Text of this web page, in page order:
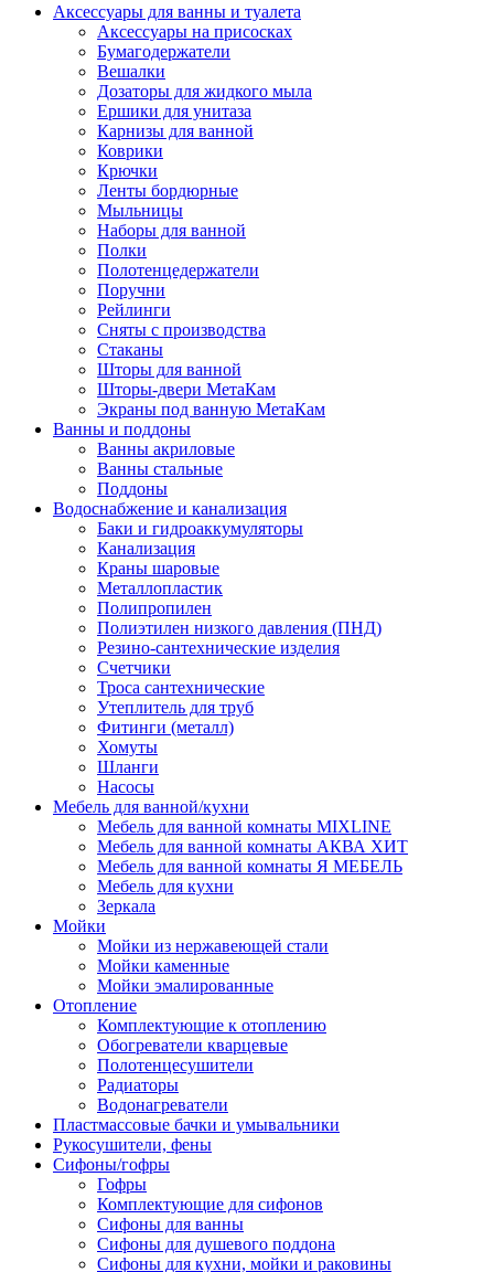
Аксессуары для ванны и туалета
Аксессуары на присосках
Бумагодержатели
Вешалки
Дозаторы для жидкого мыла
Ершики для унитаза
Карнизы для ванной
Коврики
Крючки
Ленты бордюрные
Мыльницы
Наборы для ванной
Полки
Полотенцедержатели
Поручни
Рейлинги
Сняты с производства
Стаканы
Шторы для ванной
Шторы-двери МетаКам
Экраны под ванную МетаКам
Ванны и поддоны
Ванны акриловые
Ванны стальные
Поддоны
Водоснабжение и канализация
Баки и гидроаккумуляторы
Канализация
Краны шаровые
Металлопластик
Полипропилен
Полиэтилен низкого давления (ПНД)
Резино-сантехнические изделия
Счетчики
Троса сантехнические
Утеплитель для труб
Фитинги (металл)
Хомуты
Шланги
Насосы
Мебель для ванной/кухни
Мебель для ванной комнаты MIXLINE
Мебель для ванной комнаты АКВА ХИТ
Мебель для ванной комнаты Я МЕБЕЛЬ
Мебель для кухни
Зеркала
Мойки
Мойки из нержавеющей стали
Мойки каменные
Мойки эмалированные
Отопление
Комплектующие к отоплению
Обогреватели кварцевые
Полотенцесушители
Радиаторы
Водонагреватели
Пластмассовые бачки и умывальники
Рукосушители, фены
Сифоны/гофры
Гофры
Комплектующие для сифонов
Сифоны для ванны
Сифоны для душевого поддона
Сифоны для кухни, мойки и раковины